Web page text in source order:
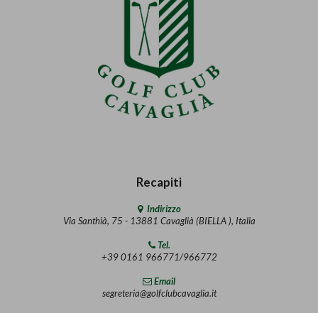
Recapiti
Indirizzo
Via Santhià, 75 - 13881 Cavaglià (BIELLA ), Italia
Tel.
+39 0161 966771/966772
Email
segreteria@golfclubcavaglia.it